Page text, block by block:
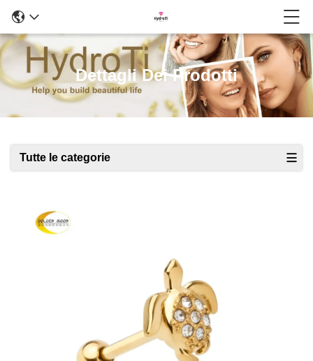
Dettagli Dei Prodotti
Tutte le categorie